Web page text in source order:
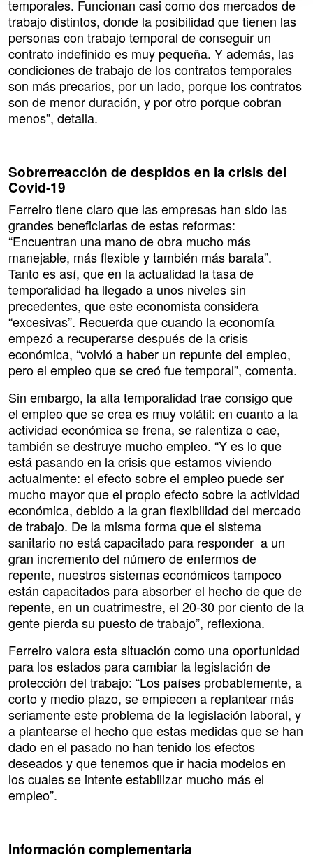
temporales. Funcionan casi como dos mercados de
trabajo distintos, donde la posibilidad que tienen las
personas con trabajo temporal de conseguir un
contrato indefinido es muy pequeña. Y además, las
condiciones de trabajo de los contratos temporales
son más precarios, por un lado, porque los contratos
son de menor duración, y por otro porque cobran
menos”, detalla.
Sobrerreacción de despidos en la crisis del
Covid-19
Ferreiro tiene claro que las empresas han sido las
grandes beneficiarias de estas reformas:
“Encuentran una mano de obra mucho más
manejable, más flexible y también más barata”.
Tanto es así, que en la actualidad la tasa de
temporalidad ha llegado a unos niveles sin
precedentes, que este economista considera
“excesivas”. Recuerda que cuando la economía
empezó a recuperarse después de la crisis
económica, “volvió a haber un repunte del empleo,
pero el empleo que se creó fue temporal”, comenta.
Sin embargo, la alta temporalidad trae consigo que
el empleo que se crea es muy volátil: en cuanto a la
actividad económica se frena, se ralentiza o cae,
también se destruye mucho empleo. “Y es lo que
está pasando en la crisis que estamos viviendo
actualmente: el efecto sobre el empleo puede ser
mucho mayor que el propio efecto sobre la actividad
económica, debido a la gran flexibilidad del mercado
de trabajo. De la misma forma que el sistema
sanitario no está capacitado para responder a un
gran incremento del número de enfermos de
repente, nuestros sistemas económicos tampoco
están capacitados para absorber el hecho de que de
repente, en un cuatrimestre, el 20-30 por ciento de la
gente pierda su puesto de trabajo”, reflexiona.
Ferreiro valora esta situación como una oportunidad
para los estados para cambiar la legislación de
protección del trabajo: “Los países probablemente, a
corto y medio plazo, se empiecen a replantear más
seriamente este problema de la legislación laboral, y
a plantearse el hecho que estas medidas que se han
dado en el pasado no han tenido los efectos
deseados y que tenemos que ir hacia modelos en
los cuales se intente estabilizar mucho más el
empleo”.
Información complementaria